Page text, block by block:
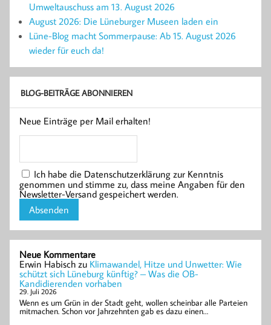
Umweltauschuss am 13. August 2026
August 2026: Die Lüneburger Museen laden ein
Lüne-Blog macht Sommerpause: Ab 15. August 2026
wieder für euch da!
BLOG-BEITRÄGE ABONNIEREN
Neue Einträge per Mail erhalten!
Ich habe die Datenschutzerklärung zur Kenntnis
genommen und stimme zu, dass meine Angaben für den
Newsletter-Versand gespeichert werden.
Neue Kommentare
Erwin Habisch zu Klimawandel, Hitze und Unwetter: Wie
schützt sich Lüneburg künftig? – Was die OB-
Kandidierenden vorhaben
29. Juli 2026
Wenn es um Grün in der Stadt geht, wollen scheinbar alle Parteien
mitmachen. Schon vor Jahrzehnten gab es dazu einen…